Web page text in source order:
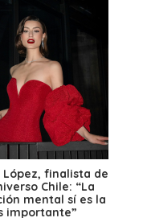
López, finalista de
Chile: “La
mental sí es la
importante”